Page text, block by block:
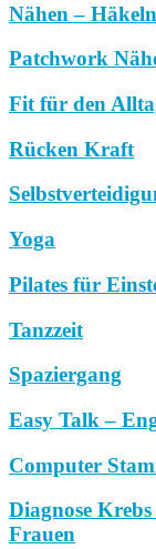
Nähen –
Patchwork
Fit für den
Rücken Kraft
Yoga
Pilates für
Tanzzeit
Spaziergang
Easy Talk –
Computer
Diagnose
Frauen